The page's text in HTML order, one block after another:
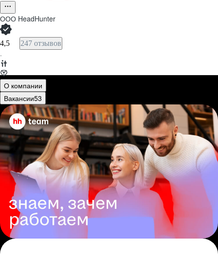
ООО HeadHunter
4,5 247 отзывов
·
О компании
Вакансии53